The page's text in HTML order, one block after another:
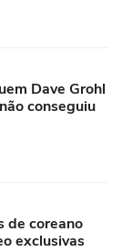
Dave Grohl
conseguiu
de coreano
exclusivas